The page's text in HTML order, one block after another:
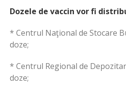
Dozele de vaccin vor fi
* Centrul Naţional de Stocare
doze;
* Centrul Regional de
doze;